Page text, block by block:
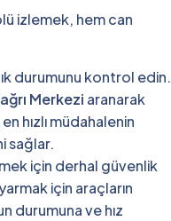
izlemek, hem can
durumunu kontrol edin.
Merkezi aranarak
hızlı müdahalenin
sağlar.
için derhal güvenlik
için araçların
durumuna ve hız